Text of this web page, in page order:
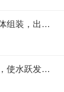
[填空题] 卷扬式启闭机应在出厂前进行整体组装，出厂前应做（）。
[填空题] 过闸流量必须与下游水位相适应，使水跃发生在（）。